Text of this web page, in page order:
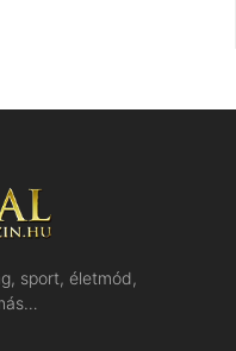
sport, életmód,